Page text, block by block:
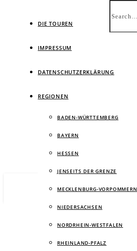
DIE TOUREN
IMPRESSUM
DATENSCHUTZERKLÄRUNG
REGIONEN
BADEN-WÜRTTEMBERG
BAYERN
HESSEN
JENSEITS DER GRENZE
MECKLENBURG-VORPOMMERN
NIEDERSACHSEN
NORDRHEIN-WESTFALEN
RHEINLAND-PFALZ